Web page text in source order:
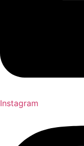
Instagram